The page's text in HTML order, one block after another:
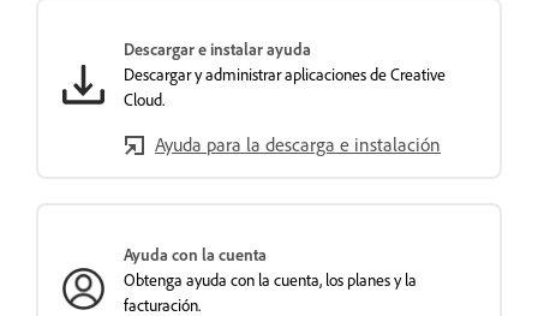
Descargar e instalar ayuda
Descargar y administrar aplicaciones de Creative
Cloud.
Ayuda para la descarga e instalación
Ayuda con la cuenta
Obtenga ayuda con la cuenta, los planes y la
facturación.